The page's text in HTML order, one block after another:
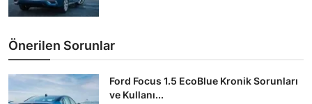
Önerilen Sorunlar
Ford Focus 1.5 EcoBlue Kronik Sorunları
ve Kullanı...